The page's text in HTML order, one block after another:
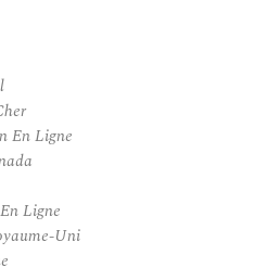
En Ligne
Ligne
Uni